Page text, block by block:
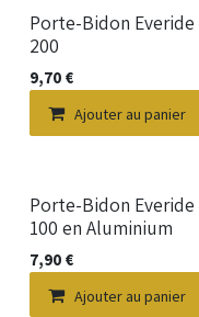
Porte-Bidon Everide
200
9,70 €
Ajouter au panier
Porte-Bidon Everide
100 en Aluminium
7,90 €
Ajouter au panier